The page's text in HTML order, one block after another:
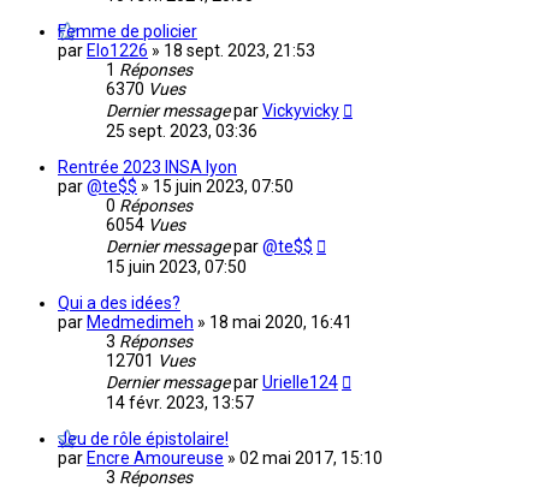
Femme de policier
par Elo1226 » 18 sept. 2023, 21:53
1 Réponses
6370 Vues
Dernier messageparVickyvicky
25 sept. 2023, 03:36
Rentrée 2023 INSA lyon
par@te$$ » 15 juin 2023, 07:50
0 Réponses
6054 Vues
Dernier messagepar@te$$
15 juin 2023, 07:50
Qui a des idées?
par Medmedimeh » 18 mai 2020, 16:41
3 Réponses
12701 Vues
Dernier messageparUrielle124
14 févr. 2023, 13:57
Jeu de rôle épistolaire!
par Encre Amoureuse » 02 mai 2017, 15:10
3 Réponses